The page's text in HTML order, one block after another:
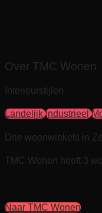
Over TMC Wonen
Interieurstijlen
Landelijk Industrieel
Drie woonwinkels in
TMC Wonen heeft 3
Naar TMC Wonen